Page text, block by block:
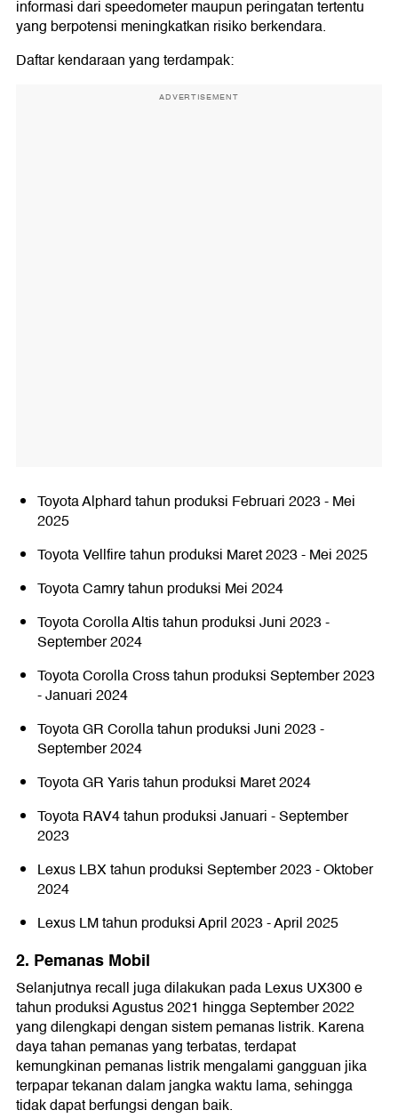
informasi dari speedometer maupun peringatan tertentu
yang berpotensi meningkatkan risiko berkendara.
Daftar kendaraan yang terdampak:
ADVERTISEMENT
Toyota Alphard tahun produksi Februari 2023 - Mei
2025
Toyota Vellfire tahun produksi Maret 2023 - Mei 2025
Toyota Camry tahun produksi Mei 2024
Toyota Corolla Altis tahun produksi Juni 2023 -
September 2024
Toyota Corolla Cross tahun produksi September 2023
- Januari 2024
Toyota GR Corolla tahun produksi Juni 2023 -
September 2024
Toyota GR Yaris tahun produksi Maret 2024
Toyota RAV4 tahun produksi Januari - September
2023
Lexus LBX tahun produksi September 2023 - Oktober
2024
Lexus LM tahun produksi April 2023 - April 2025
2. Pemanas Mobil
Selanjutnya recall juga dilakukan pada Lexus UX300 e
tahun produksi Agustus 2021 hingga September 2022
yang dilengkapi dengan sistem pemanas listrik. Karena
daya tahan pemanas yang terbatas, terdapat
kemungkinan pemanas listrik mengalami gangguan jika
terpapar tekanan dalam jangka waktu lama, sehingga
tidak dapat berfungsi dengan baik.